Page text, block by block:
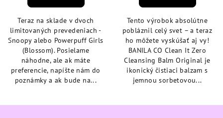
z
5
hviezdičiek.
Teraz na sklade v dvoch
limitovaných prevedeniach -
Snoopy alebo Powerpuff Girls
(Blossom). Posielame
náhodne, ale ak máte
preferencie, napíšte nám do
poznámky a ak bude na...
z
5
hviezdičiek.
Tento výrobok absolútne
pobláznil celý svet – a teraz
ho môžete vyskúšať aj vy!
BANILA CO Clean It Zero
Cleansing Balm Original je
ikonický čistiaci balzam s
jemnou sorbetovou...